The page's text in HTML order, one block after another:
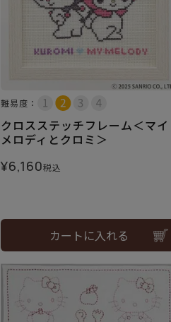
難易度：
クロスステッチフレーム＜マイ
メロディとクロミ＞
¥6,160税込
カートに入れる